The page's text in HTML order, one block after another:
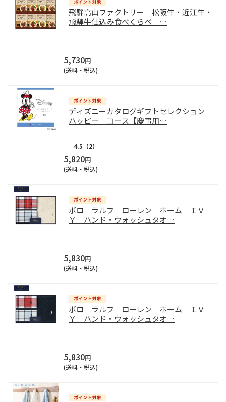
飛騨高山ファクトリー 松阪牛・近江牛・
飛騨牛仕込み食べくらべ …
5,730円
(送料・税込)
ディズニーカタログギフトセレクション
ハッピー コース【慶事用…
4.5 （2）
5,820円
(送料・税込)
ポロ ラルフ ローレン ホーム ＩＶ
Ｙ ハンド・ウォッシュタオ…
5,830円
(送料・税込)
ポロ ラルフ ローレン ホーム ＩＶ
Ｙ ハンド・ウォッシュタオ…
5,830円
(送料・税込)